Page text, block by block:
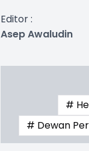
Editor :
Asep Awaludin
#
# Dewan